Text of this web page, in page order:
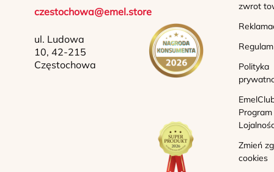
czestochowa@emel.store
ul. Ludowa
10, 42-215
Częstochowa
zwrot
Polityka
Program
Zmień
cookies